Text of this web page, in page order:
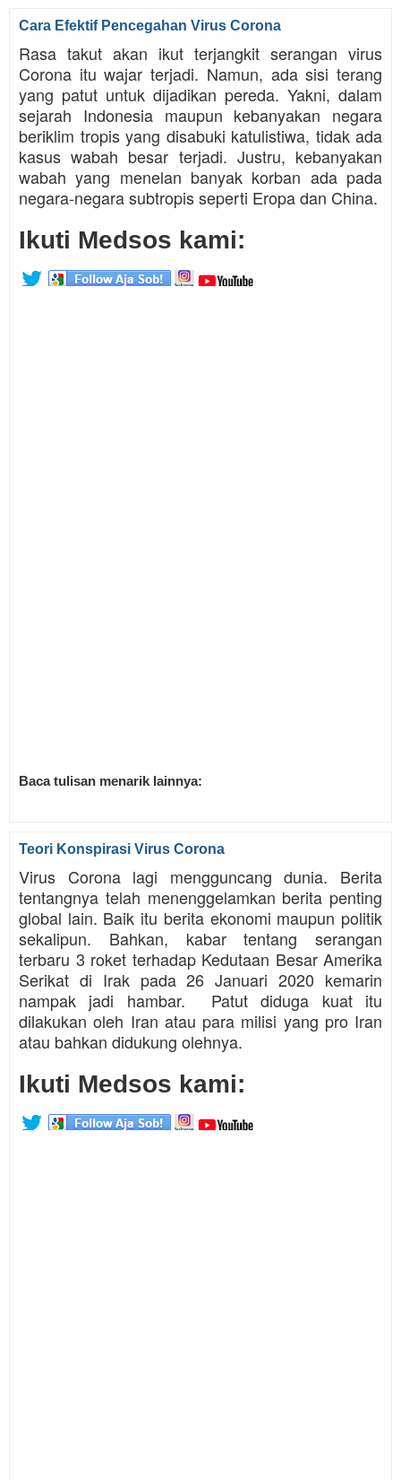
Cara Efektif Pencegahan Virus Corona
Rasa takut akan ikut terjangkit serangan virus
Corona itu wajar terjadi. Namun, ada sisi terang
yang patut untuk dijadikan pereda. Yakni, dalam
sejarah Indonesia maupun kebanyakan negara
beriklim tropis yang disabuki katulistiwa, tidak ada
kasus wabah besar terjadi. Justru, kebanyakan
wabah yang menelan banyak korban ada pada
negara-negara subtropis seperti Eropa dan China.
Ikuti Medsos kami:
Baca tulisan menarik lainnya:
Teori Konspirasi Virus Corona
Virus Corona lagi mengguncang dunia. Berita
tentangnya telah menenggelamkan berita penting
global lain. Baik itu berita ekonomi maupun politik
sekalipun. Bahkan, kabar tentang serangan
terbaru 3 roket terhadap Kedutaan Besar Amerika
Serikat di Irak pada 26 Januari 2020 kemarin
nampak jadi hambar. Patut diduga kuat itu
dilakukan oleh Iran atau para milisi yang pro Iran
atau bahkan didukung olehnya.
Ikuti Medsos kami: